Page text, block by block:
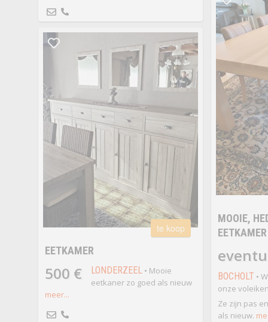
MOOIE,
EETKAMER
BOCHOLT •
onze
Ze zijn pas
als nieuw.
te koop
EETKAMER
500 € LONDERZEEL• Mooie
eetkaner zo goed als nieuw
meer...